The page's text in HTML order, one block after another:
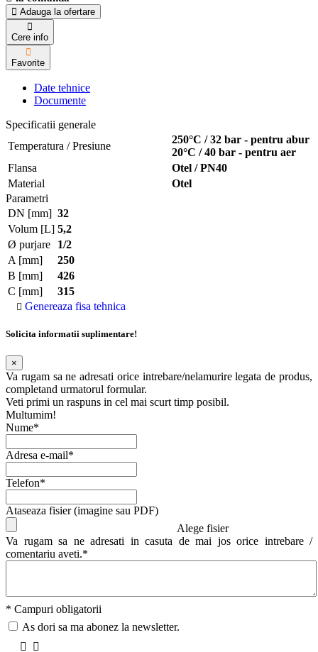
Adauga la ofertare
Cere info
Favorite
Date tehnice
Documente
Specificatii generale
Temperatura / Presiune
250°C / 32 bar - pentru abur
20°C / 40 bar - pentru aer
Flansa
Otel / PN40
Material
Otel
Parametri
DN [mm] 32
Volum [L] 5,2
Ø purjare
1/2
A [mm]
250
B [mm]
426
C [mm]
315
Genereaza fisa tehnica
Solicita informatii suplimentare!
×
Va rugam sa ne adresati orice intrebare/nelamurire legata de produs,
completand urmatorul formular.
Veti primi un raspuns in cel mai scurt timp posibil.
Multumim!
Nume*
Adresa e-mail*
Telefon*
Ataseaza fisier (imagine sau PDF)
Alege fisier
Va rugam sa ne adresati in casuta de mai jos orice intrebare /
comentariu aveti.*
* Campuri obligatorii
As dori sa ma abonez la newsletter.